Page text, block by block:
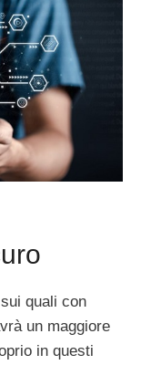
quali con
un maggiore
in questi